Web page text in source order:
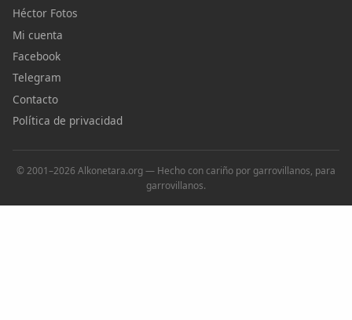
Héctor Fotos
Mi cuenta
Facebook
Telegram
Contacto
Política de privacidad
© 2001–2026 Alkonetara.org — Hecho con cariño por garrovillanos, para
garrovillanos.